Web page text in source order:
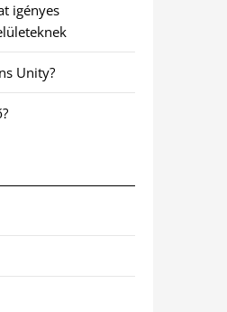
igényes
Unity?